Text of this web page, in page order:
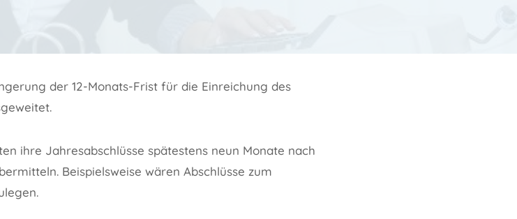
der 12-Monats-Frist für die Einreichung des
ihre Jahresabschlüsse spätestens neun Monate nach
Beispielsweise wären Abschlüsse zum